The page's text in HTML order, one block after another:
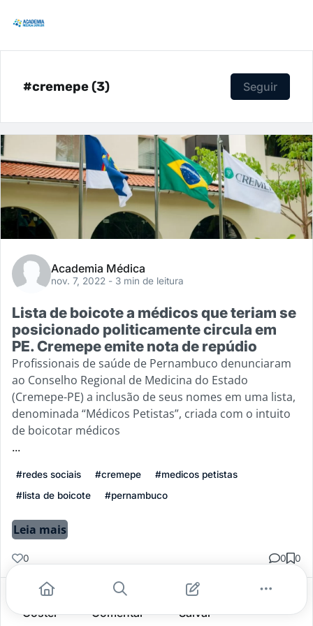
#cremepe (3) Seguir
Academia Médica
nov. 7, 2022 - 3 min de leitura
Lista de boicote a médicos que teriam se
posicionado politicamente circula em
PE. Cremepe emite nota de repúdio
Profissionais de saúde de Pernambuco denunciaram
ao Conselho Regional de Medicina do Estado
(Cremepe-PE) a inclusão de seus nomes em uma lista,
denominada “Médicos Petistas”, criada com o intuito
de boicotar médicos
...
#redes sociais #cremepe
#medicos petistas
#lista de boicote
#pernambuco
Leia mais
0 0 0
Gostei Comentar Salvar